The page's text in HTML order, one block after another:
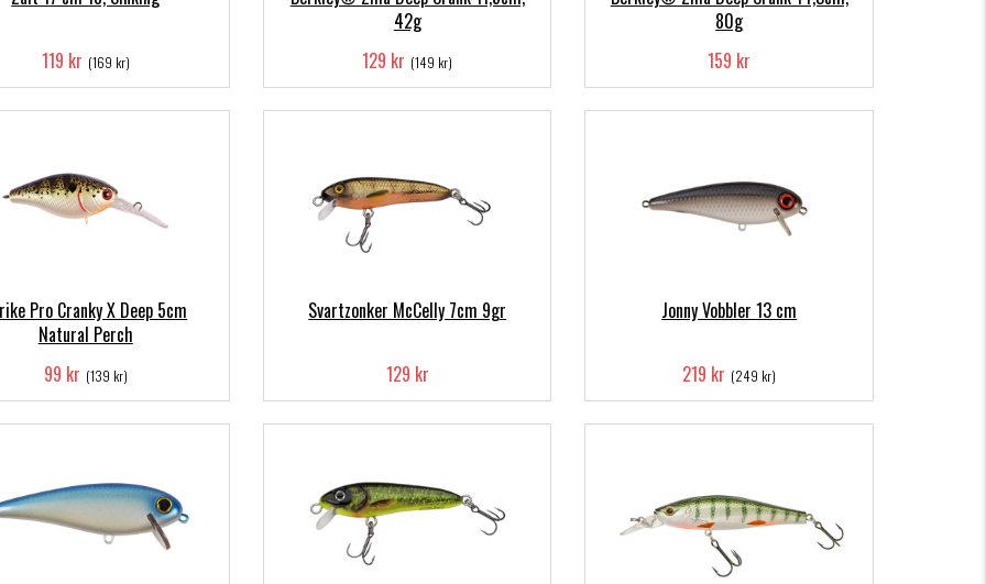
119 kr (169 kr)
42g
129 kr (149 kr)
80g
159 kr
Pro Cranky X Deep 5cm
Natural Perch
99 kr (139 kr)
Svartzonker McCelly 7cm 9gr
129 kr
Jonny Vobbler 13 cm
219 kr (249 kr)